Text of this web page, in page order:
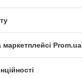
Prom.ua